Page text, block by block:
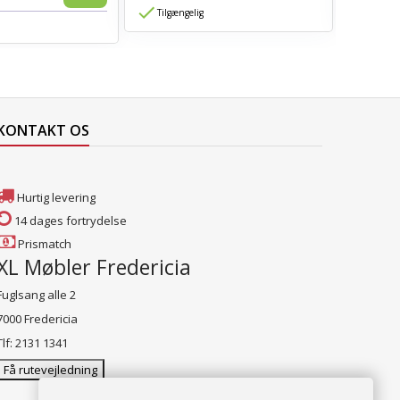
Tilgængelig
OS
Hurtig levering
14 dages fortrydelse
Prismatch
Møbler Fredericia
alle 2
Fredericia
2131 1341
Få rutevejledning